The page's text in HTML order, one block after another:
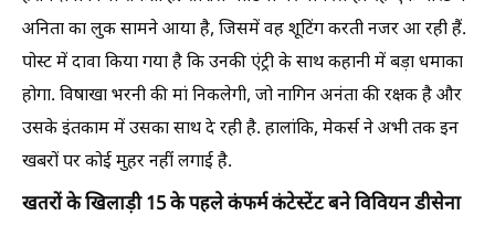
अनिता का लुक सामने आया है, जिसमें वह शूटिंग करती नजर आ रही हैं.
पोस्ट में दावा किया गया है कि उनकी एंट्री के साथ कहानी में बड़ा धमाका
होगा. विषाखा भरनी की मां निकलेगी, जो नागिन अनंता की रक्षक है और
उसके इंतकाम में उसका साथ दे रही है. हालांकि, मेकर्स ने अभी तक इन
खबरों पर कोई मुहर नहीं लगाई है.
खतरों के खिलाड़ी 15 के पहले कंफर्म कंटेस्टेंट बने विवियन डीसेना